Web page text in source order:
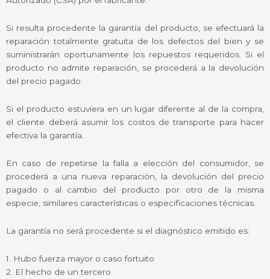
Si resulta procedente la garantía del producto, se efectuará la
reparación totalmente gratuita de los defectos del bien y se
suministrarán oportunamente los repuestos requeridos. Si el
producto no admite reparación, se procederá a la devolución
del precio pagado.
Si el producto estuviera en un lugar diferente al de la compra,
el cliente deberá asumir los costos de transporte para hacer
efectiva la garantía.
En caso de repetirse la falla a elección del consumidor, se
procederá a una nueva reparación, la devolución del precio
pagado o al cambio del producto por otro de la misma
especie, similares características o especificaciones técnicas.
La garantía no será procedente si el diagnóstico emitido es:
1. Hubo fuerza mayor o caso fortuito
2. El hecho de un tercero